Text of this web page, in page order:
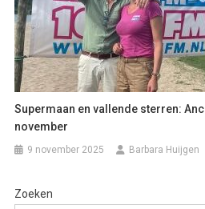
Supermaan en vallende sterren:
november
9 november 2025 Barbara Huijgen
Zoeken